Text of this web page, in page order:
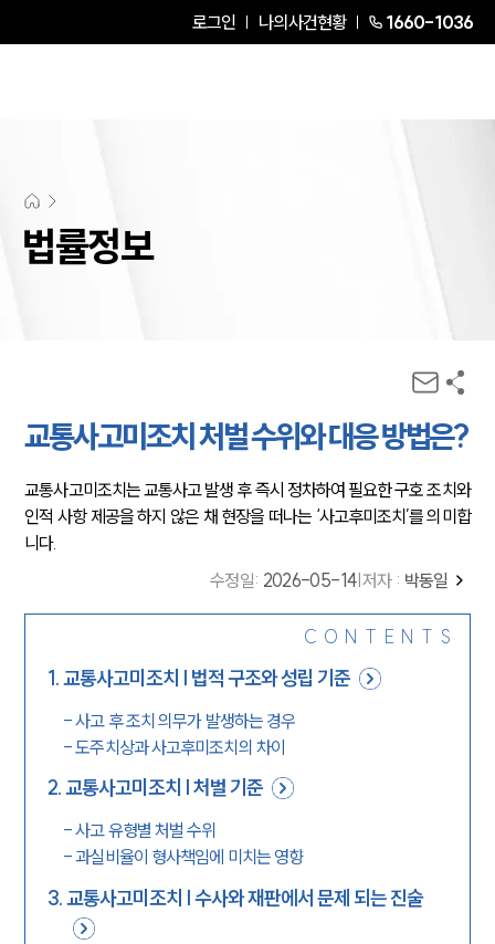
로그인 나의사건현황 1660-1036
법률정보
교통사고미조치 처벌 수위와 대응 방법은?
교통사고미조치는 교통사고 발생 후 즉시 정차하여 필요한 구호 조치와
인적 사항 제공을 하지 않은 채 현장을 떠나는 ‘사고후미조치’를 의미합
니다.
수정일: 2026-05-14 저자 : 박동일
CONTENTS
1.교통사고미조치 | 법적 구조와 성립 기준
-사고 후 조치 의무가 발생하는 경우
-도주치상과 사고후미조치의 차이
2.교통사고미조치 | 처벌 기준
-사고 유형별 처벌 수위
-과실비율이 형사책임에 미치는 영향
3.교통사고미조치 | 수사와 재판에서 문제 되는 진술